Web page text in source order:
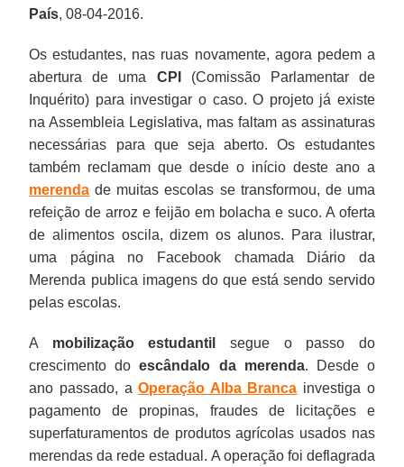
País, 08-04-2016.
Os estudantes, nas ruas novamente, agora pedem a
abertura de uma CPI
(Comissão Parlamentar de
Inquérito) para investigar o caso. O projeto já existe
na Assembleia Legislativa, mas faltam as assinaturas
necessárias para que seja aberto. Os estudantes
também reclamam que desde o início deste ano a
merenda de muitas escolas se transformou, de uma
refeição de arroz e feijão em bolacha e suco. A oferta
de alimentos oscila, dizem os alunos. Para ilustrar,
uma página no Facebook chamada Diário da
Merenda publica imagens do que está sendo servido
pelas escolas.
A mobilização estudantil
segue o passo do
crescimento doescândalo da merenda. Desde o
ano passado, aOperação Alba Branca investiga o
pagamento de propinas, fraudes de licitações e
superfaturamentos de produtos agrícolas usados nas
merendas da rede estadual. A operação foi deflagrada